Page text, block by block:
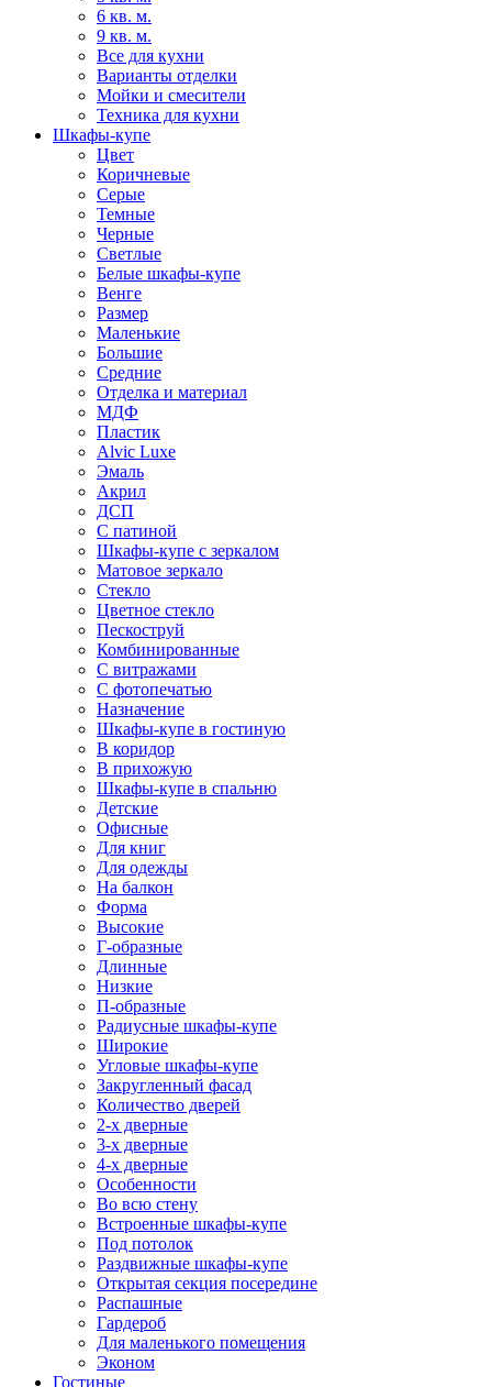
6 кв. м.
9 кв. м.
Все для кухни
Варианты отделки
Мойки и смесители
Техника для кухни
Шкафы-купе
Цвет
Коричневые
Серые
Темные
Черные
Светлые
Белые шкафы-купе
Венге
Размер
Маленькие
Большие
Средние
Отделка и материал
МДФ
Пластик
Alvic Luxe
Эмаль
Акрил
ДСП
С патиной
Шкафы-купе с зеркалом
Матовое зеркало
Стекло
Цветное стекло
Пескоструй
Комбинированные
С витражами
С фотопечатью
Назначение
Шкафы-купе в гостиную
В коридор
В прихожую
Шкафы-купе в спальню
Детские
Офисные
Для книг
Для одежды
На балкон
Форма
Высокие
Г-образные
Длинные
Низкие
П-образные
Радиусные шкафы-купе
Широкие
Угловые шкафы-купе
Закругленный фасад
Количество дверей
2-х дверные
3-х дверные
4-х дверные
Особенности
Во всю стену
Встроенные шкафы-купе
Под потолок
Раздвижные шкафы-купе
Открытая секция посередине
Распашные
Гардероб
Для маленького помещения
Эконом
Гостиные